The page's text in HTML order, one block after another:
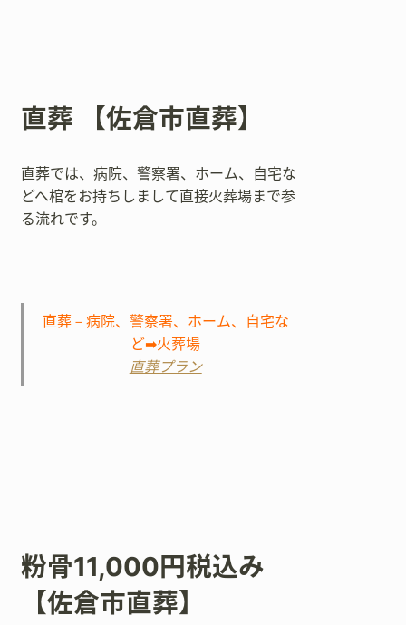
直葬 【佐倉市直葬】
直葬では、病院、警察署、ホーム、自宅な
どへ棺をお持ちしまして直接火葬場まで参
る流れです。
直葬－病院、警察署、ホーム、自宅な
ど➡火葬場
直葬プラン
粉骨11,000円税込み
【佐倉市直葬】